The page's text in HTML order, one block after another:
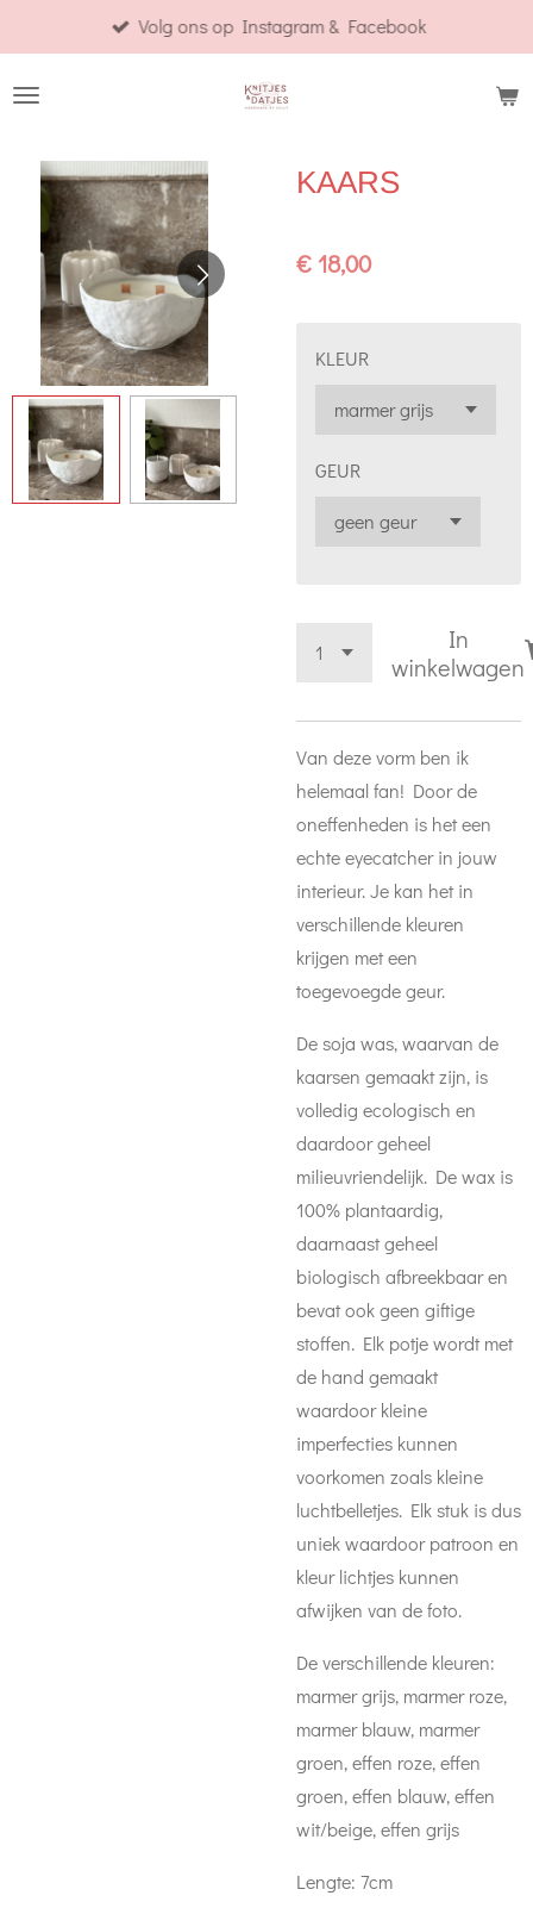
direct
naar
hoofdinhoud
Volg ons op Instagram & Facebook
KAARS
€ 18,00
KLEUR
GEUR
In
winkelwagen
Van deze vorm ben ik
helemaal fan! Door de
oneffenheden is het een
echte eyecatcher in jouw
interieur. Je kan het in
verschillende kleuren
krijgen met een
toegevoegde geur.
De soja was, waarvan de
kaarsen gemaakt zijn, is
volledig ecologisch en
daardoor geheel
milieuvriendelijk. De wax is
100% plantaardig,
daarnaast geheel
biologisch afbreekbaar en
bevat ook geen giftige
stoffen. Elk potje wordt met
de hand gemaakt
waardoor kleine
imperfecties kunnen
voorkomen zoals kleine
luchtbelletjes. Elk stuk is dus
uniek waardoor patroon en
kleur lichtjes kunnen
afwijken van de foto.
De verschillende kleuren:
marmer grijs, marmer roze,
marmer blauw, marmer
groen, effen roze, effen
groen, effen blauw, effen
wit/beige, effen grijs
Lengte: 7cm